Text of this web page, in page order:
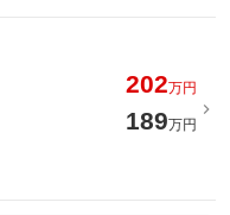
202万円
189万円